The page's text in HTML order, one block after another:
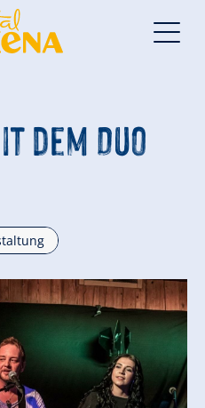
dem Duo